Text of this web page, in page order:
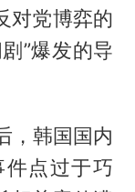
对党博弈的
”爆发的导
，韩国国内
点过于巧